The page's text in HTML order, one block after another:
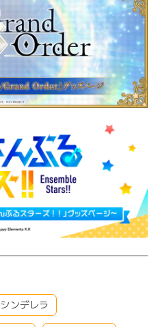
シンデレラ